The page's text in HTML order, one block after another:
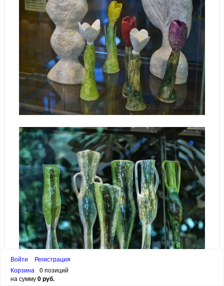
Войти
Регистрация
Корзина
0 позиций
на сумму0 руб.